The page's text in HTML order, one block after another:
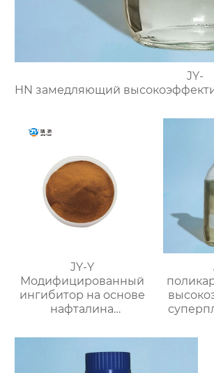
JY-
HN замедляющий
JY-Y
Модифицированный
ингибитор на основе
нафталина
суспензионный
водоредуцирующий
агент)